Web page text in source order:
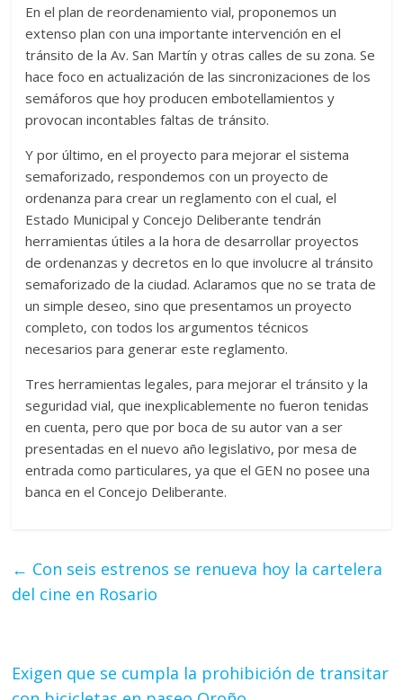
En el plan de reordenamiento vial, proponemos un
extenso plan con una importante intervención en el
tránsito de la Av. San Martín y otras calles de su zona. Se
hace foco en actualización de las sincronizaciones de los
semáforos que hoy producen embotellamientos y
provocan incontables faltas de tránsito.
Y por último, en el proyecto para mejorar el sistema
semaforizado, respondemos con un proyecto de
ordenanza para crear un reglamento con el cual, el
Estado Municipal y Concejo Deliberante tendrán
herramientas útiles a la hora de desarrollar proyectos
de ordenanzas y decretos en lo que involucre al tránsito
semaforizado de la ciudad. Aclaramos que no se trata de
un simple deseo, sino que presentamos un proyecto
completo, con todos los argumentos técnicos
necesarios para generar este reglamento.
Tres herramientas legales, para mejorar el tránsito y la
seguridad vial, que inexplicablemente no fueron tenidas
en cuenta, pero que por boca de su autor van a ser
presentadas en el nuevo año legislativo, por mesa de
entrada como particulares, ya que el GEN no posee una
banca en el Concejo Deliberante.
← Con seis estrenos se renueva hoy la cartelera
del cine en Rosario
Exigen que se cumpla la prohibición de transitar